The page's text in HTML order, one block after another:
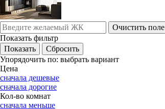
Очистить поле
Показать фильтр
Упорядочить по: выбрать вариант
Цена
сначала дешевые
сначала дорогие
Кол-во комнат
сначала меньше